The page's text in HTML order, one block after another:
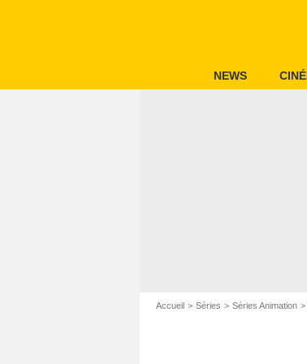
NEWS
Accueil Séries Séries Animation